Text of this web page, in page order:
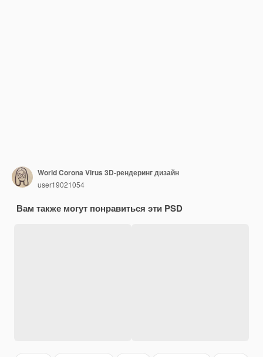
World Corona Virus 3D-рендеринг дизайн
user19021054
Вам также могут понравиться эти PSD